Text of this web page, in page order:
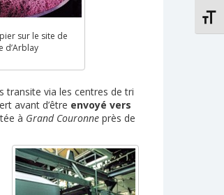
sur le site de
d’Arblay
transite via les centres de tri
avant d’être envoyé vers
à Grand Couronne près de